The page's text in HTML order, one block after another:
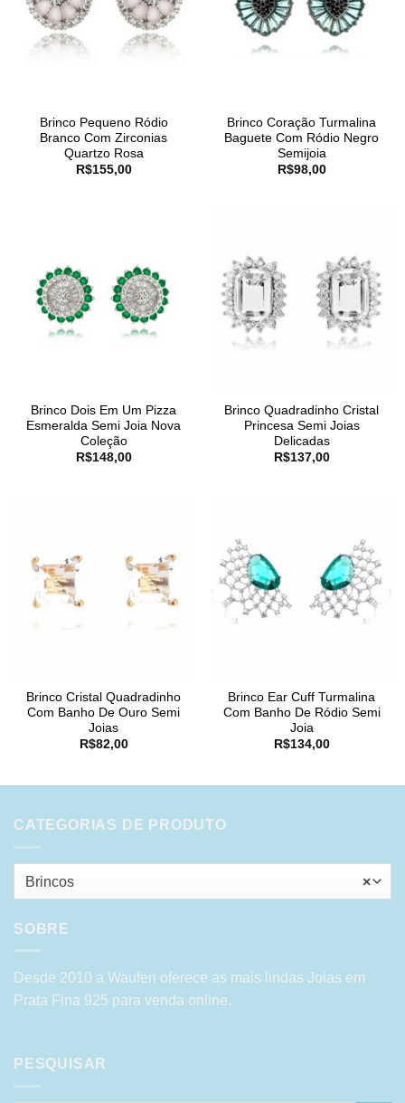
Brinco Pequeno Ródio
Branco Com Zirconias
Quartzo Rosa
R$155,00
Brinco Coração Turmalina
Baguete Com Ródio Negro
Semijoia
R$98,00
Brinco Dois Em Um Pizza
Esmeralda Semi Joia Nova
Coleção
R$148,00
Brinco Quadradinho Cristal
Princesa Semi Joias
Delicadas
R$137,00
Brinco Cristal Quadradinho
Com Banho De Ouro Semi
Joias
R$82,00
Brinco Ear Cuff Turmalina
Com Banho De Ródio Semi
Joia
R$134,00
CATEGORIAS DE PRODUTO
×
Brincos
SOBRE
Desde 2010 a Waufen oferece as mais lindas Joias em
Prata Fina 925 para venda online.
PESQUISAR